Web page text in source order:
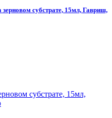
субстрате, 15мл, Гавриш,